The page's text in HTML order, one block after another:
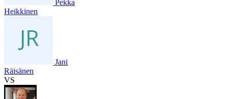
Pekka
Heikkinen
Jani
Räisänen
VS